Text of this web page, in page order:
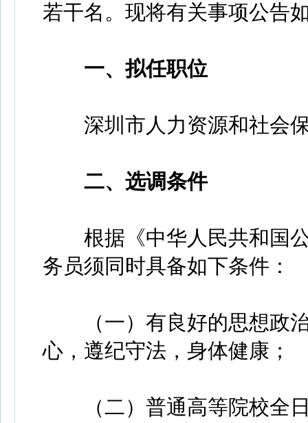
若干名。现将有关事项公告
一、拟任职位
深圳市人力资源和社会保
二、选调条件
根据《中华人民共和国公
务员须同时具备如下条件：
（一）有良好的思想政治
心，遵纪守法，身体健康；
（二）普通高等院校全日